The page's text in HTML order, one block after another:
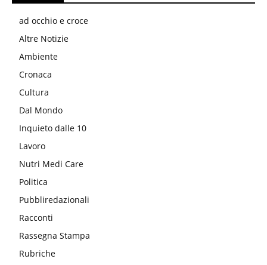
ad occhio e croce
Altre Notizie
Ambiente
Cronaca
Cultura
Dal Mondo
Inquieto dalle 10
Lavoro
Nutri Medi Care
Politica
Pubbliredazionali
Racconti
Rassegna Stampa
Rubriche